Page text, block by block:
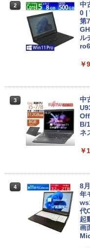
ラッ
￥
る
セリ
付
学/
￥
リ
￥
On
￥
￥
by
￥
art
￥
コカ
ベ
コ
￥
￥
ONE
クス
2
中
0 |
第
ル
￥
3
中
B/
ネ
￥
4
8
年
代
起
画